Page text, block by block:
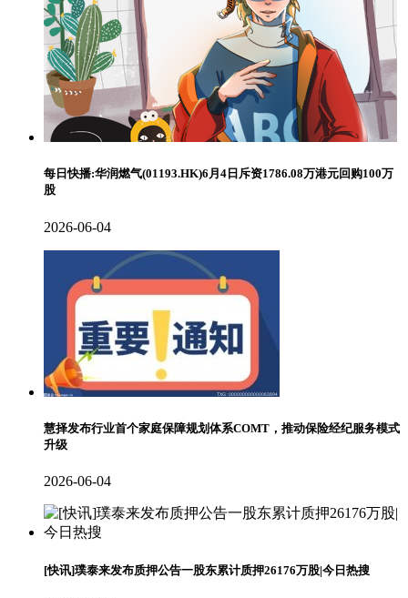
每日快播:华润燃气(01193.HK)6月4日斥资1786.08万港元回购100万
股
2026-06-04
慧择发布行业首个家庭保障规划体系COMT，推动保险经纪服务模式
升级
2026-06-04
[快讯]璞泰来发布质押公告一股东累计质押26176万股|今日热搜